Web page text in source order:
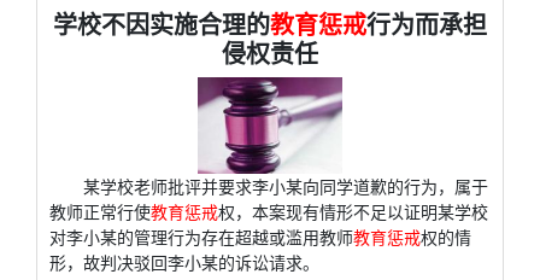
学校不因实施合理的教育惩戒行为而承担
侵权责任
某学校老师批评并要求李小某向同学道歉的行为，属于
教师正常行使教育惩戒权，本案现有情形不足以证明某学校
对李小某的管理行为存在超越或滥用教师教育惩戒权的情
形，故判决驳回李小某的诉讼请求。